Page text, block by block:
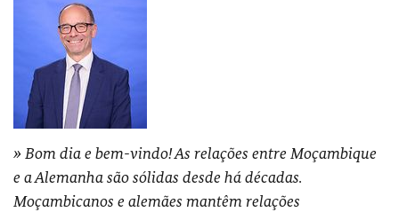
Bom dia e bem-vindo! As relações entre Moçambique
e a Alemanha são sólidas desde há décadas.
Moçambicanos e alemães mantêm relações